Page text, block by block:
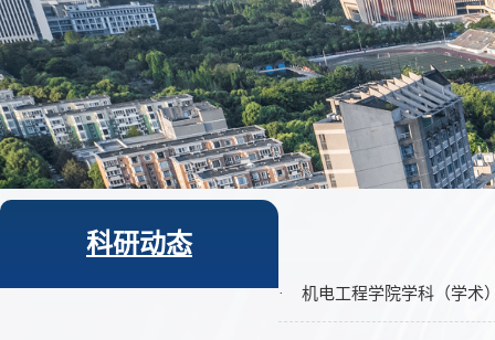
科研动态
· 机电工程学院学科（学术